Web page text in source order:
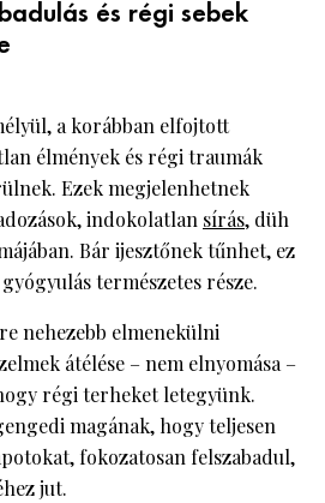
és régi sebek
a korábban elfojtott
élmények és régi traumák
Ezek megjelenhetnek
indokolatlan sírás, düh
Bár ijesztőnek tűnhet, ez
természetes része.
nehezebb elmenekülni
átélése – nem elnyomása –
régi terheket letegyünk.
magának, hogy teljesen
fokozatosan felszabadul,
jut.